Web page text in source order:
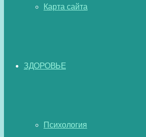
Карта сайта
ЗДОРОВЬЕ
Психология